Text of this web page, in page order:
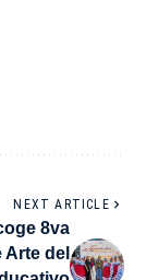
NEXT ARTICLE
8va
Arte del